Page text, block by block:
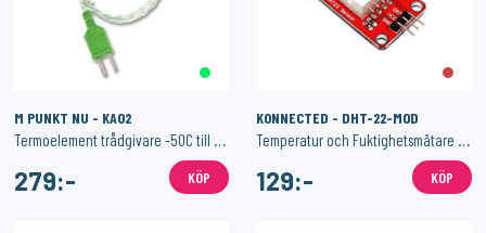
M PUNKT NU - KA02
Termoelement trådgivare -50C till 450C
279:- KÖP
KONNECTED - DHT-22-MOD
Temperatur och Fuktighetsmätare - AM2302 DHT22
129:- KÖP